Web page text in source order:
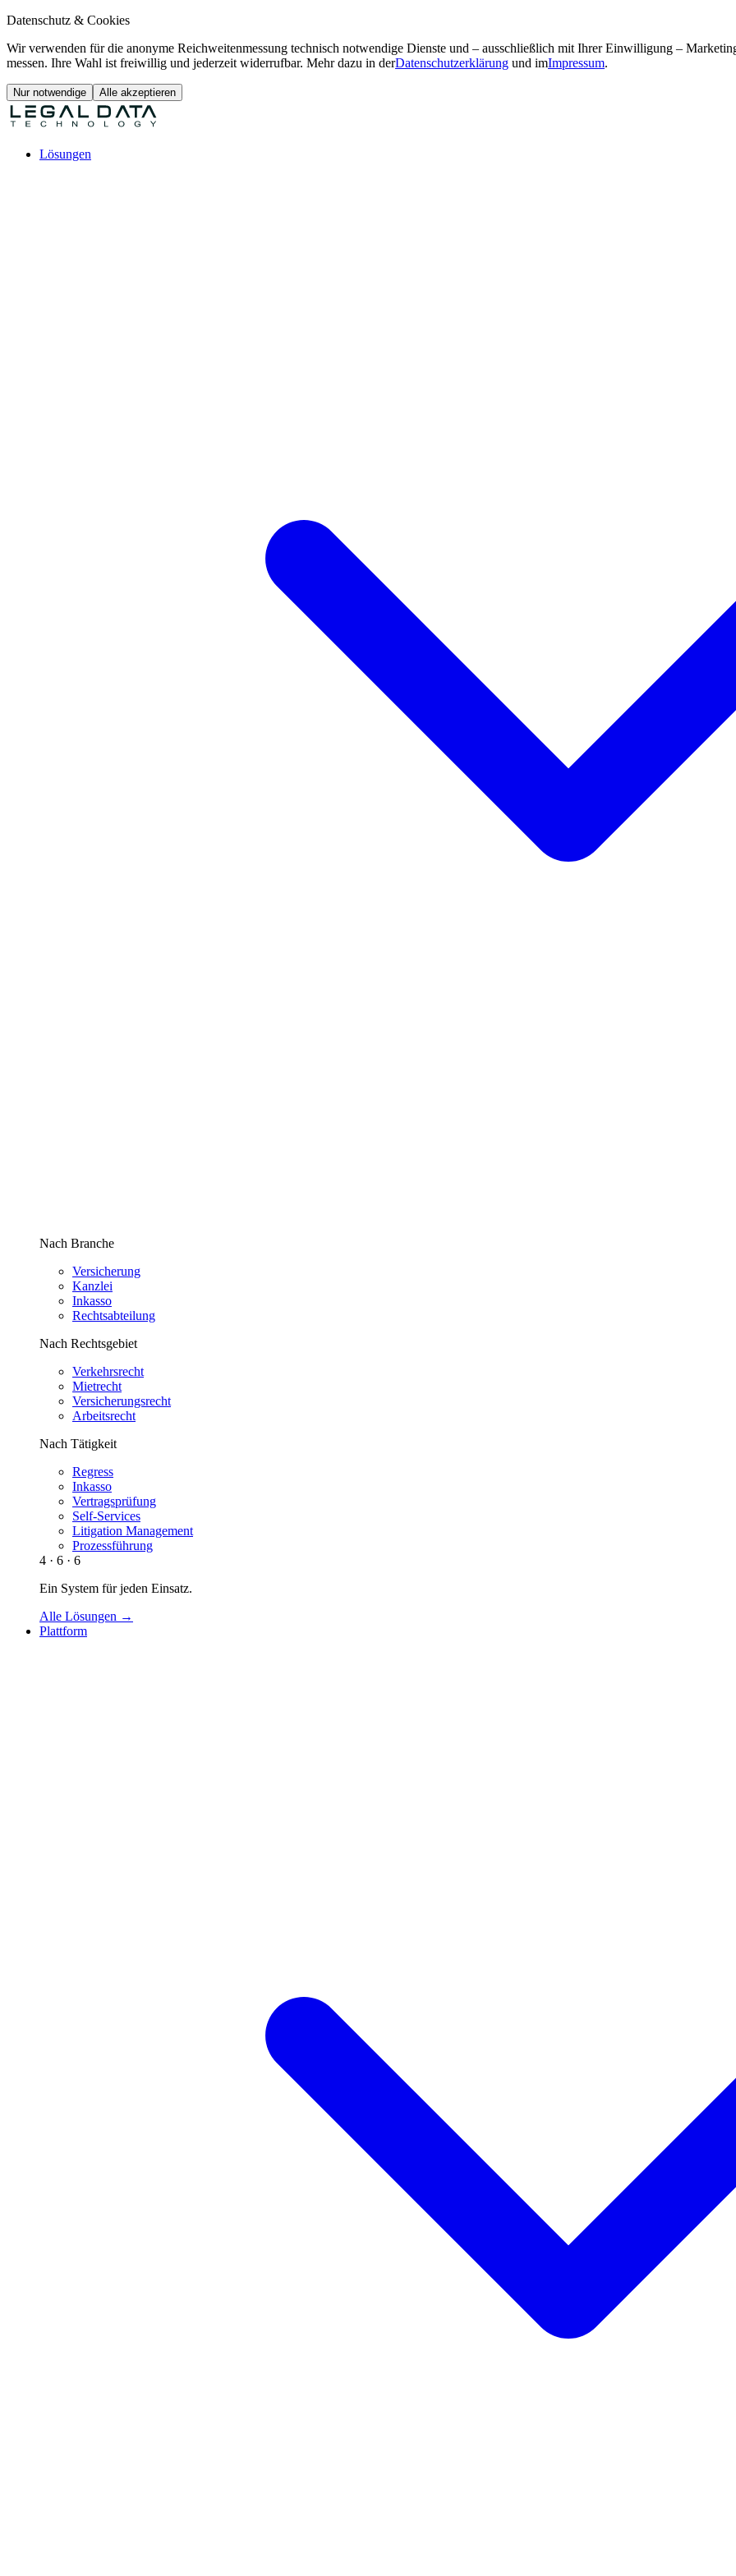
Datenschutz & Cookies
Wir verwenden für die anonyme Reichweitenmessung technisch notwendige Dienste und – ausschließlich mit Ihrer Einwilligung –
messen. Ihre Wahl ist freiwillig und jederzeit widerrufbar. Mehr dazu in derDatenschutzerklärung und imImpressum.
Nur notwendige Alle akzeptieren
Lösungen
Nach Branche
Versicherung
Kanzlei
Inkasso
Rechtsabteilung
Nach Rechtsgebiet
Verkehrsrecht
Mietrecht
Versicherungsrecht
Arbeitsrecht
Nach Tätigkeit
Regress
Inkasso
Vertragsprüfung
Self-Services
Litigation Management
Prozessführung
4 · 6 · 6
Ein System für jeden Einsatz.
Alle Lösungen →
Plattform